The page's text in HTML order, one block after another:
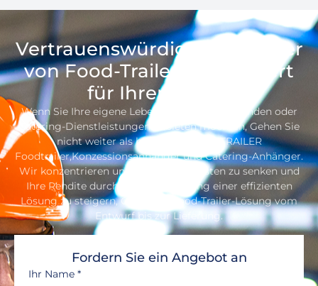
Vertrauenswürdiger Hersteller
von Food-Trailern, Engagiert
für Ihren Erfolg
Wenn Sie Ihre eigene Lebensmittelmarke gründen oder
Catering-Dienstleistungen anbieten möchten, Gehen Sie
nicht weiter als bis zum SEEKER TRAILER
Foodtrailer,Konzessionsanhänger und Catering-Anhänger.
Wir konzentrieren uns darauf, Ihre Kosten zu senken und
Ihre Rendite durch die Bereitstellung einer effizienten
Lösung zu steigern, One-Stop-Food-Trailer-Lösung vom
Entwurf bis zur Lieferung.
Fordern Sie ein Angebot an
Ihr Name *